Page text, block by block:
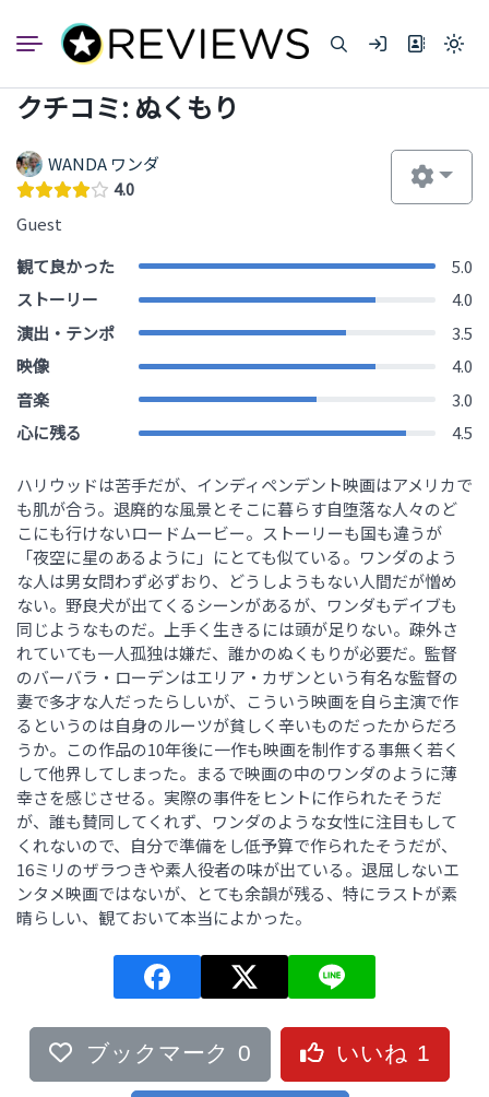
ン
Light
dark)
クチコミ: ぬくもり
WANDA ワンダ
4.0
Guest
観て良かった
5.0
ストーリー
4.0
演出・テンポ
3.5
映像
4.0
音楽
3.0
心に残る
4.5
ハリウッドは苦手だが、インディペンデント映画はアメリカで
も肌が合う。退廃的な風景とそこに暮らす自堕落な人々のど
こにも行けないロードムービー。ストーリーも国も違うが
「夜空に星のあるように」にとても似ている。ワンダのよう
な人は男女問わず必ずおり、どうしようもない人間だが憎め
ない。野良犬が出てくるシーンがあるが、ワンダもデイブも
同じようなものだ。上手く生きるには頭が足りない。疎外さ
れていても一人孤独は嫌だ、誰かのぬくもりが必要だ。監督
のバーバラ・ローデンはエリア・カザンという有名な監督の
妻で多才な人だったらしいが、こういう映画を自ら主演で作
るというのは自身のルーツが貧しく辛いものだったからだろ
うか。この作品の10年後に一作も映画を制作する事無く若く
して他界してしまった。まるで映画の中のワンダのように薄
幸さを感じさせる。実際の事件をヒントに作られたそうだ
が、誰も賛同してくれず、ワンダのような女性に注目もして
くれないので、自分で準備をし低予算で作られたそうだが、
16ミリのザラつきや素人役者の味が出ている。退屈しないエ
ンタメ映画ではないが、とても余韻が残る、特にラストが素
晴らしい、観ておいて本当によかった。
ブックマーク 0 いいね 1